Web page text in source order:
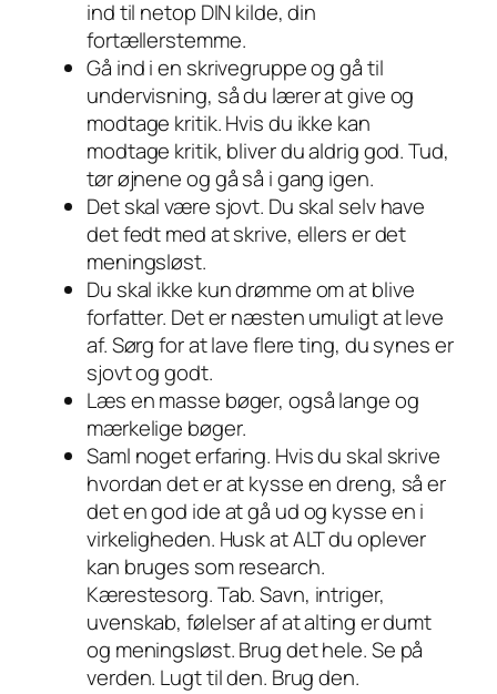
ind til netop DIN kilde, din
fortællerstemme.
Gå ind i en skrivegruppe og gå til
undervisning, så du lærer at give og
modtage kritik. Hvis du ikke kan
modtage kritik, bliver du aldrig god. Tud,
tør øjnene og gå så i gang igen.
Det skal være sjovt. Du skal selv have
det fedt med at skrive, ellers er det
meningsløst.
Du skal ikke kun drømme om at blive
forfatter. Det er næsten umuligt at leve
af. Sørg for at lave flere ting, du synes er
sjovt og godt.
Læs en masse bøger, også lange og
mærkelige bøger.
Saml noget erfaring. Hvis du skal skrive
hvordan det er at kysse en dreng, så er
det en god ide at gå ud og kysse en i
virkeligheden. Husk at ALT du oplever
kan bruges som research.
Kærestesorg. Tab. Savn, intriger,
uvenskab, følelser af at alting er dumt
og meningsløst. Brug det hele. Se på
verden. Lugt til den. Brug den.